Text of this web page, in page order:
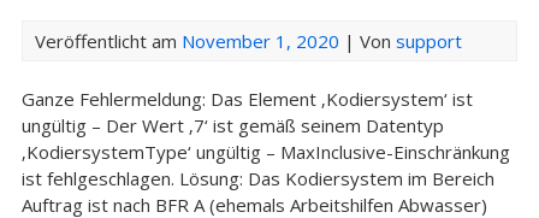
Veröffentlicht am November 1, 2020 | Von support
Ganze Fehlermeldung: Das Element ‚Kodiersystem‘ ist
ungültig – Der Wert ‚7‘ ist gemäß seinem Datentyp
‚KodiersystemType‘ ungültig – MaxInclusive-Einschränkung
ist fehlgeschlagen. Lösung: Das Kodiersystem im Bereich
Auftrag ist nach BFR A (ehemals Arbeitshilfen Abwasser)